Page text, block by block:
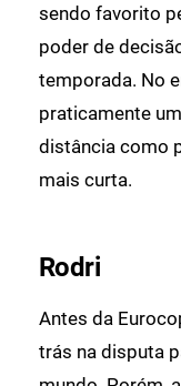
sendo favorito
poder de
temporada. No
praticamente
distância como
mais curta.
Rodri
Antes da
trás na disputa